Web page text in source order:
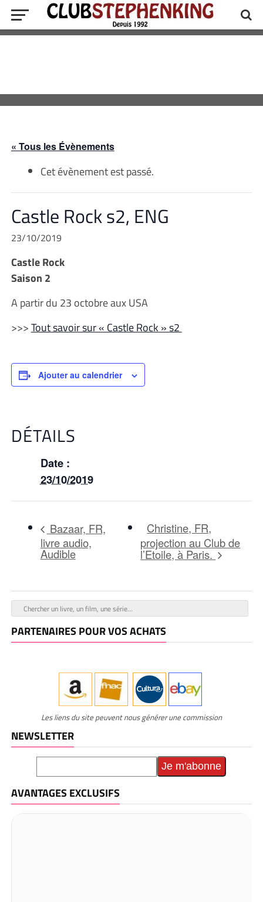
« Tous les Évènements
Cet évènement est passé.
Castle Rock s2, ENG
23/10/2019
Castle Rock
Saison 2
A partir du 23 octobre aux USA
>>>Tout savoir sur « Castle Rock » s2
Ajouter au calendrier
DÉTAILS
Date :
23/10/2019
Bazaar, FR,
livre audio,
Audible
Christine, FR,
projection au Club de
l’Etoile, à Paris.
PARTENAIRES POUR VOS ACHATS
Les liens du site peuvent nous générer une commission
NEWSLETTER
AVANTAGES EXCLUSIFS